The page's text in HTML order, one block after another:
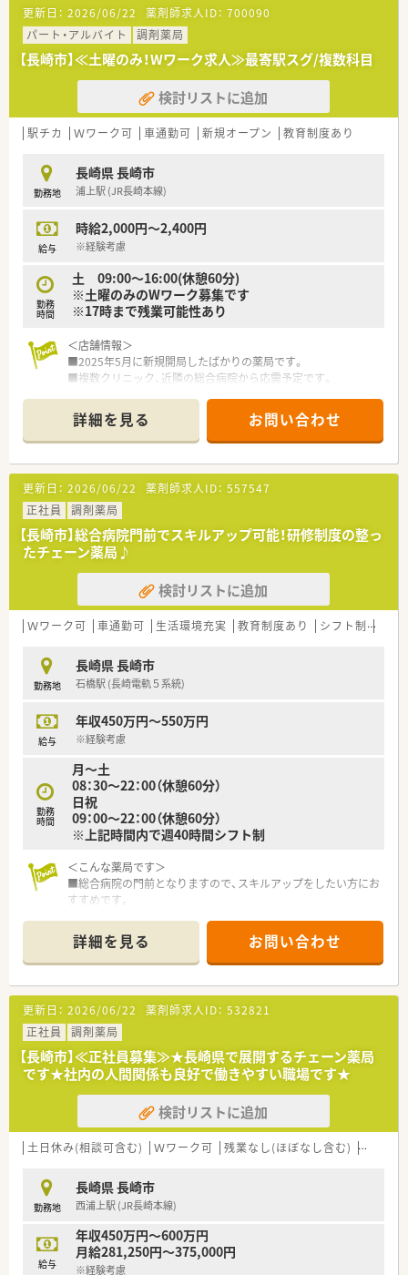
更新日： 2026/06/22 薬剤師求人ID： 700090
パート・アルバイト
調剤薬局
【長崎市】≪土曜のみ！Wワーク求人≫最寄駅スグ/複数科目
検討リストに追加
駅チカ Ｗワーク可 車通勤可 新規オープン 教育制度あり
勤務地
長崎県 長崎市
浦上駅 (JR長崎本線)
給与
時給2,000円～2,400円
※経験考慮
勤務
時間
土 09:00～16:00(休憩60分)
※土曜のみのWワーク募集です
※17時まで残業可能性あり
＜店舗情報＞
■2025年5月に新規開局したばかりの薬局です。
■複数クリニック、近隣の総合病院から応需予定です。
■薬剤師2名+ヘルプにて余裕ある人員体制の予定です。
■JR九州が長崎市の浦上駅前に建設中の12階建てビルに、飲食
店やクリニック、薬局などが集まった商業施設を2025年3月中旬
から順次開業されます。そこの1FにOPENします。
■医療モール内の2医療機関（耳鼻咽喉科、皮ふ科・アレルギー
科）から主に、その他周辺複数クリニックから応需予定です。
また近隣の長崎原爆病院からの応需もあり幅広い科目に携わ
ることが可能です。
■当店舗は人工知能（AI）を搭載した調剤ロボットが導入される
予定で、
機械での薬剤の入出庫管理を行うことできるため、
患者の待ち時間の短縮と業務の効率化を図ることが期待され
ております。
また、スマートフォンから処方せんを患者さんが事前に送信す
■処方箋スタートは枚数未定で様子見ですが、安定してきました
らいずれは1日70～100枚を想定しています。
■ピッキングロボットがあるため薬剤師2名+ヘルプにて効率化
＜こんな薬局です＞
■地域を大事に考え、患者様の全てのニーズに対して、パーフェ
クトな対応の出来る薬局を目指します。
■一人一人がスペシャリストである会社を目指し、地域社会の医
療福祉向上の為、日頃精進し躍進していきたいと考えておりま
す。
■社員の意見をしっかりと取り入れる社風です。皆様意見をし
っかりと伝えられています。
■企業検診も他社よりも手厚く（胃カメラや乳がん検診など）福
利厚生も充実しております。
■毎年新卒採用もされているため20代～30代の方も多く、店舗
間の交流も活発です。
■定年後も長く安定した働き方ができる企業です。
■社員の安全の為の防犯意識も高い会社で、定期的に訓練も行っ
ておられます。
詳細を見る お問い合わせ
更新日： 2026/06/22 薬剤師求人ID： 557547
正社員
調剤薬局
【長崎市】総合病院門前でスキルアップ可能！研修制度の整っ
たチェーン薬局♪
検討リストに追加
Ｗワーク可 車通勤可 生活環境充実 教育制度あり シフト制
勤務地
長崎県 長崎市
石橋駅 (長崎電軌５系統)
給与
年収450万円～550万円
※経験考慮
勤務
時間
月〜土
08：30〜22：00（休憩60分）
日祝
09：00〜22：00（休憩60分）
※上記時間内で週40時間シフト制
＜こんな薬局です＞
■総合病院の門前となりますので、スキルアップをしたい方にお
すすめです。
■薬局の近くにはショッピングモールや飲食店などもあります
ので、お昼休憩や帰り道にお買い物ができる立地です。
＜こんな会社です＞
■佐賀県を中心に、福岡県、熊本県、長崎県、関東エリアに80店舗
以上展開している創業100年を超える老舗企業です。
■今後の業界の方向性を見据えた先進性のある企業です。「ダイ
レクトテレフォン」「トレーシングレポート」「24Hお薬電話相
談」「過誤防止システム全店導入」「ローソンと併設した店舗作
り」等対物から対人業務への移行、また処方箋だけに頼らない薬
局作りを行っております。
■薬局としてだけでなく色んな角度から地域に貢献すべく、福祉
事業や保育園などの事業も行っております。
■社員は約600名、うち薬剤師は約200名、平均年齢37～38歳で7
実績）
■正社員の平均残業時間は月10時間程度で1日20～30分程度で
す。（2021年度実績）
＜長く働ける環境作り＞
■結婚・出産・育児において様々な休暇・祝金制度を設けておりま
詳細を見る お問い合わせ
更新日： 2026/06/22 薬剤師求人ID： 532821
正社員
調剤薬局
【長崎市】≪正社員募集≫★長崎県で展開するチェーン薬局
です★社内の人間関係も良好で働きやすい職場です★
検討リストに追加
土日休み(相談可含む) Ｗワーク可 残業なし(ほぼなし含む) 車通勤
勤務地
長崎県 長崎市
西浦上駅 (JR長崎本線)
給与
年収450万円～600万円
月給281,250円～375,000円
※経験考慮